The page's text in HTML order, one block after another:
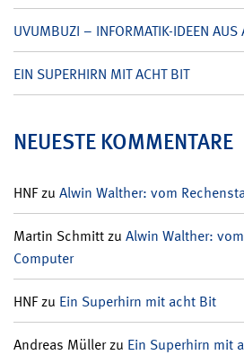
UVUMBUZI – INFORMATIK-IDEEN AUS
EIN SUPERHIRN MIT ACHT BIT
NEUESTE KOMMENTARE
HNFzu Alwin Walther: vom
Martin Schmittzu Alwin Walther:
Computer
HNFzu Ein Superhirn mit acht Bit
Andreas Müllerzu Ein Superhirn mit